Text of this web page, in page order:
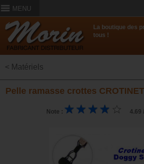
MENU
La boutique des
tous !
< Matériels
Pelle ramasse crottes
Note : 4.69